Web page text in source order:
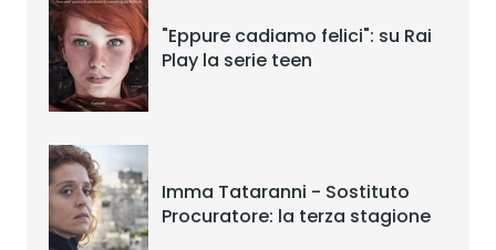
"Eppure cadiamo felici": su Rai
Play la serie teen
Imma Tataranni - Sostituto
Procuratore: la terza stagione